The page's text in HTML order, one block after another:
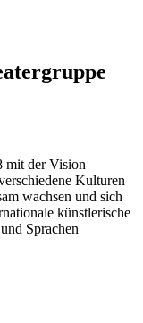
mit der Vision
Kulturen
wachsen und sich
künstlerische
Sprachen